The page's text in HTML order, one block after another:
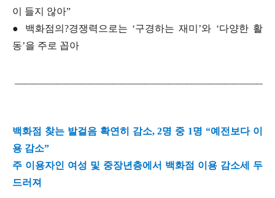
이 들지 않아”
● 백화점의?경쟁력으로는 ‘구경하는 재미’와 ‘다양한 활
동’을 주로 꼽아
백화점 찾는 발걸음 확연히 감소, 2명 중 1명 “예전보다 이
용 감소”
주 이용자인 여성 및 중장년층에서 백화점 이용 감소세 두
드러져